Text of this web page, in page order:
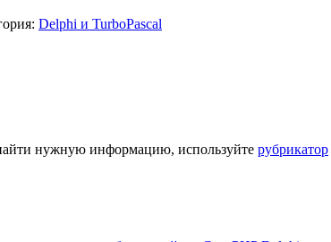
Delphi и TurboPascal
нужную информацию, используйте рубрикатор